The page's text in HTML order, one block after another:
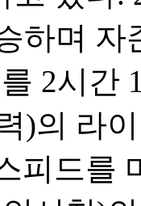
하며
2시간
)의 라
피드를